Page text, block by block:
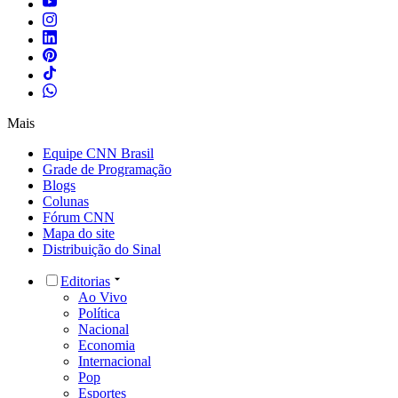
Mais
Equipe CNN Brasil
Grade de Programação
Blogs
Colunas
Fórum CNN
Mapa do site
Distribuição do Sinal
Editorias
Ao Vivo
Política
Nacional
Economia
Internacional
Pop
Esportes